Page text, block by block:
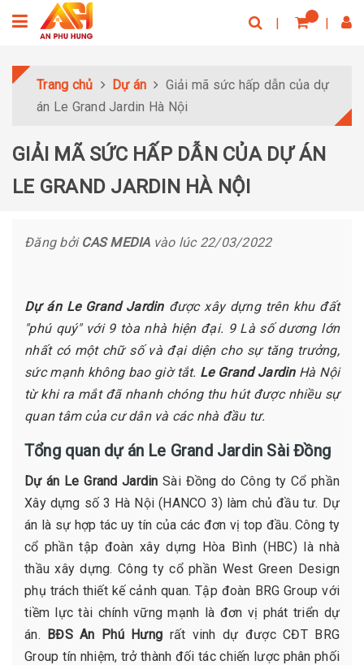
Trang chủ Dự án
Giải mã sức hấp dẫn của dự
án Le Grand Jardin Hà Nội
GIẢI MÃ SỨC HẤP DẪN CỦA DỰ ÁN
LE GRAND JARDIN HÀ NỘI
Đăng bởi CAS MEDIAvào lúc 22/03/2022
Dự án Le Grand Jardinđược xây dựng trên khu đất
"phú quý" với 9 tòa nhà hiện đại. 9 Là số dương lớn
nhất có một chữ số và đại diện cho sự tăng trưởng,
sức mạnh không bao giờ tắt. Le Grand JardinHà Nội
từ khi ra mắt đã nhanh chóng thu hút được nhiều sự
quan tâm của cư dân và các nhà đầu tư.
Tổng quan dự án Le Grand Jardin Sài Đồng
Dự án Le Grand Jardin Sài Đồng do Công ty Cổ phần
Xây dựng số 3 Hà Nội (HANCO 3) làm chủ đầu tư. Dự
án là sự hợp tác uy tín của các đơn vị top đầu. Công ty
cổ phần tập đoàn xây dựng Hòa Bình (HBC) là nhà
thầu xây dựng. Công ty cổ phần West Green Design
phụ trách thiết kế cảnh quan. Tập đoàn BRG Group với
tiềm lực tài chính vững mạnh là đơn vị phát triển dự
án. BĐS An Phú Hưng rất vinh dự được CĐT BRG
Group tín nhiệm, trở thành đối tác chiến lược phân phối